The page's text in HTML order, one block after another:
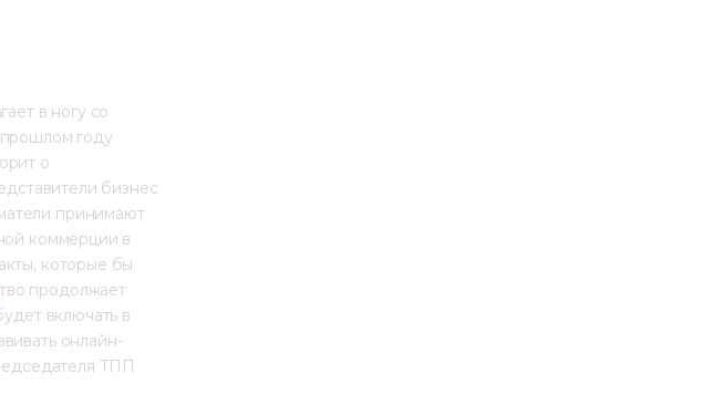
в ногу со
году
о
бизнес
принимают
коммерции в
которые бы
продолжает
включать в
онлайн-
ТПП